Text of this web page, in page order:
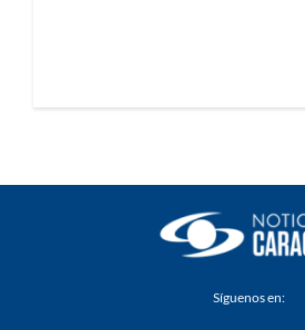
Síguenos en: